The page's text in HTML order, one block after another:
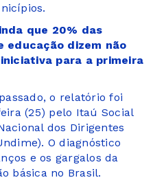
que 20% das
educação dizem não
para a primeira
o relatório foi
(25) pelo Itaú Social
dos Dirigentes
O diagnóstico
e os gargalos da
básica no Brasil.